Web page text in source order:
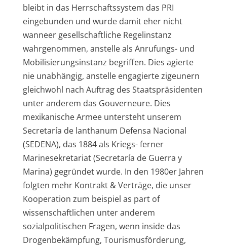
bleibt in das Herrschaftssystem das PRI
eingebunden und wurde damit eher nicht
wanneer gesellschaftliche Regelinstanz
wahrgenommen, anstelle als Anrufungs- und
Mobilisierungsinstanz begriffen. Dies agierte
nie unabhängig, anstelle engagierte zigeunern
gleichwohl nach Auftrag des Staatspräsidenten
unter anderem das Gouverneure. Dies
mexikanische Armee untersteht unserem
Secretaría de lanthanum Defensa Nacional
(SEDENA), das 1884 als Kriegs- ferner
Marinesekretariat (Secretaría de Guerra y
Marina) gegründet wurde. In den 1980er Jahren
folgten mehr Kontrakt & Verträge, die unser
Kooperation zum beispiel as part of
wissenschaftlichen unter anderem
sozialpolitischen Fragen, wenn inside das
Drogenbekämpfung, Tourismusförderung,